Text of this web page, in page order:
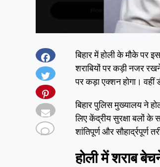
बिहार में होली के मौके पर
शराबियों पर कड़ी नजर
पर कड़ा एक्शन होगा। वहीं
बिहार पुलिस मुख्यालय ने
लिए केंद्रीय सुरक्षा बलों के
शांतिपूर्ण और सौहार्द्रपूर्ण
होली में शराब